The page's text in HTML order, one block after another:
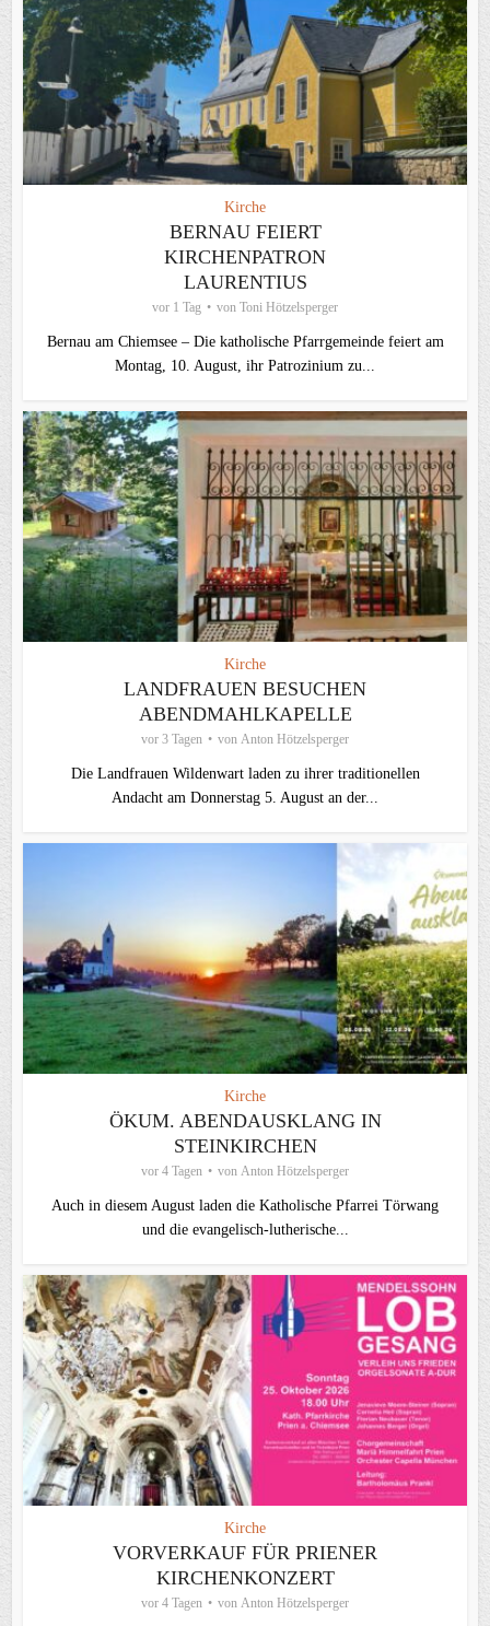
Kirche
BERNAU FEIERT
KIRCHENPATRON
LAURENTIUS
vor 1 Tag von Toni Hötzelsperger
Bernau am Chiemsee – Die katholische Pfarrgemeinde feiert am
Montag, 10. August, ihr Patrozinium zu...
Kirche
LANDFRAUEN BESUCHEN
ABENDMAHLKAPELLE
vor 3 Tagen von Anton Hötzelsperger
Die Landfrauen Wildenwart laden zu ihrer traditionellen
Andacht am Donnerstag 5. August an der...
Kirche
ÖKUM. ABENDAUSKLANG IN
STEINKIRCHEN
vor 4 Tagen von Anton Hötzelsperger
Auch in diesem August laden die Katholische Pfarrei Törwang
und die evangelisch‑lutherische...
Kirche
VORVERKAUF FÜR PRIENER
KIRCHENKONZERT
vor 4 Tagen von Anton Hötzelsperger